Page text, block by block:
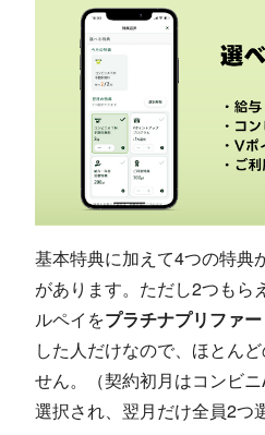
基本特典に加えて4つの特典
があります。ただし2つもら
ルペイをプラチナプリファ
した人だけなので、ほとん
せん。（契約初月はコンビ
選択され、翌月だけ全員2つ